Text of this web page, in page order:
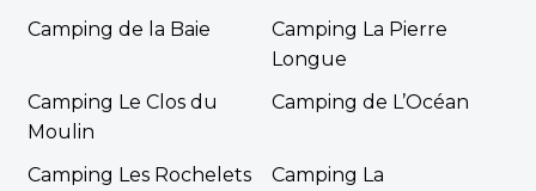
Camping de la Baie
Camping La Pierre
Longue
Camping Le Clos du
Moulin
Camping de L’Océan
Camping Les Rochelets
Camping La